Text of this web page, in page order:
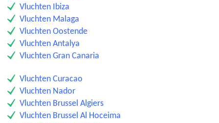
Vluchten Ibiza
Vluchten Malaga
Vluchten Oostende
Vluchten Antalya
Vluchten Gran Canaria
Vluchten Curacao
Vluchten Nador
Vluchten Brussel Algiers
Vluchten Brussel Al Hoceima